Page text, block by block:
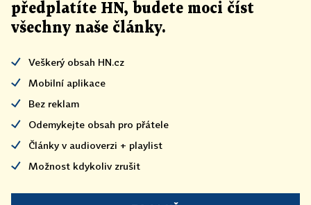
předplatíte HN, budete moci číst
všechny naše články.
Veškerý obsah HN.cz
Mobilní aplikace
Bez reklam
Odemykejte obsah pro přátele
Články v audioverzi + playlist
Možnost kdykoliv zrušit